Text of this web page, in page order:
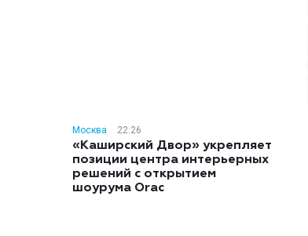
Москва 22:26
«Каширский Двор» укрепляет
позиции центра интерьерных
решений с открытием
шоурума Orac